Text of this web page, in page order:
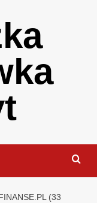
(33